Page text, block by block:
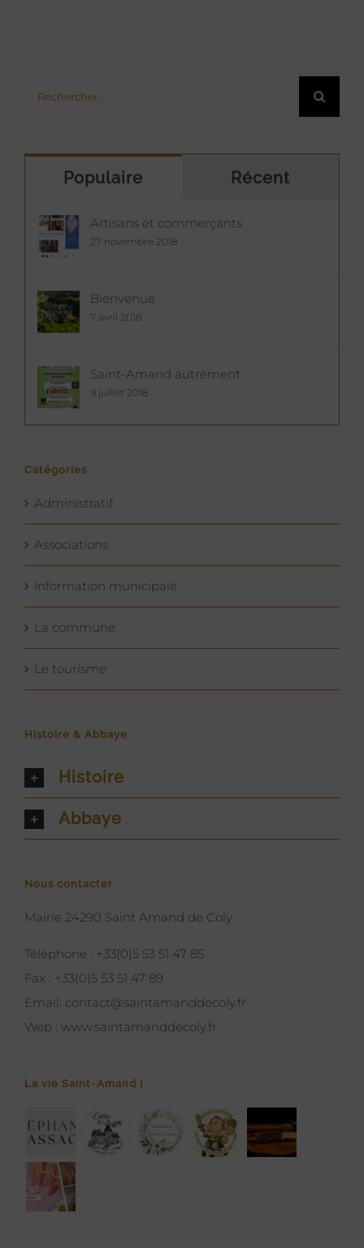
Populaire Récent
Artisans et commerçants
27 novembre 2018
Bienvenue
7 avril 2018
Saint-Amand autrement
9 juillet 2018
Catégories
Administratif
Associations
Information municipale
La commune
Le tourisme
Histoire & Abbaye
Histoire
Abbaye
Nous contacter
Mairie 24290 Saint Amand de Coly
Téléphone : +33(0)5 53 51 47 85
Fax : +33(0)5 53 51 47 89
Email: contact@saintamanddecoly.fr
Web : www.saintamanddecoly.fr
La vie Saint-Amand !